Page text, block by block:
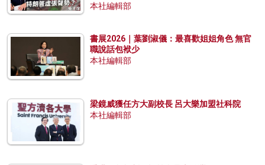
本社編輯部
書展2026｜葉劉淑儀：最喜歡姐姐角色 無官
職說話包袱少
本社編輯部
梁鏡威獲任方大副校長 呂大樂加盟社科院
本社編輯部